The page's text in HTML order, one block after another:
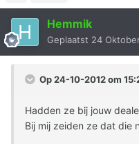
Hemmik
Geplaatst 24
Op 24-10-2012 om
Hadden ze bij jouw
Bij mij zeiden ze dat die